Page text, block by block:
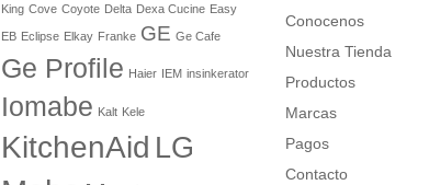
King Cove Coyote Delta Dexa Cucine Easy
EB Eclipse Elkay Franke GE Ge Cafe
Ge Profile Haier IEM insinkerator
Iomabe Kalt Kele
KitchenAid LG
Conocenos
Nuestra Tienda
Productos
Marcas
Pagos
Contacto